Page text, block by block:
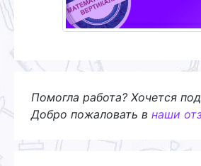
Помогла работа? Хочется
Добро пожаловать в наши